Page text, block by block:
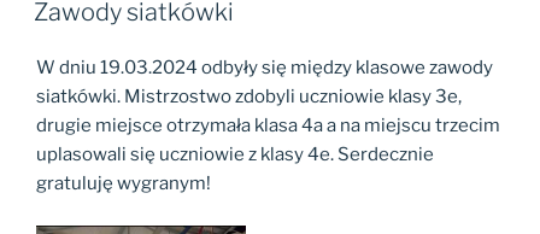
Zawody siatkówki
W dniu 19.03.2024 odbyły się między klasowe zawody
siatkówki. Mistrzostwo zdobyli uczniowie klasy 3e,
drugie miejsce otrzymała klasa 4a a na miejscu trzecim
uplasowali się uczniowie z klasy 4e. Serdecznie
gratuluję wygranym!